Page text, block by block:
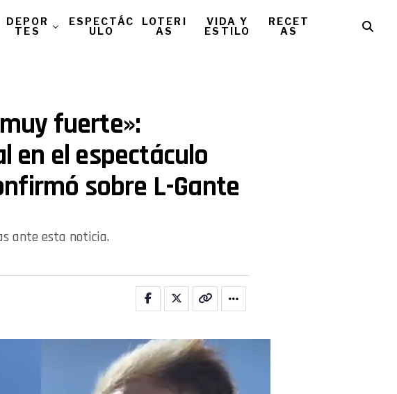
DEPOR
TES
ESPECTÁC
ULO
LOTERI
AS
VIDA Y
ESTILO
RECET
AS
fuerte»:
en el espectáculo
sobre L-Gante
ante esta noticia.